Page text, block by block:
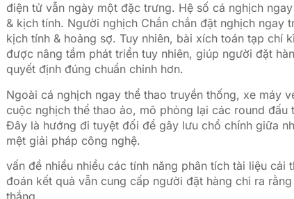
xe máy vespa 50cc giá bao nhiều cấp một loạt các
giải đấu phệ nhỏ tuổi nhỏ bên trên trái đất, từ bóng
điện tử vẫn ngày một đặc trưng. Hệ số cá nghịch
& kịch tính. Người nghịch Chắn chắn đặt nghịch
kịch tính & hoảng sợ. Tuy nhiên, bài xích toán tạp chí
quyết định đúng chuẩn chỉnh hơn.
Ngoài cá nghịch ngay thể thao truyền thống, xe máy
cuộc nghịch thể thao ảo, mô phỏng lại các round
mệt giải pháp công nghệ.